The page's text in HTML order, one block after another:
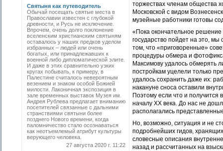
Святыня как путеводитель
Обычай посещать святые места в
Православии известен с глубокой
древности, и Русь не исключение.
Впрочем, очень долго поклонение
вселенским христианским святыням
оставалось у наших предков уделом
избранных – людей или очень
богатых, или принадлежавших к
военной либо дипломатической элите.
И даже в этих сравнительно узких
кругах побывать, к примеру, в
Палестине считалось невероятным
везением и знаком особой Божией
милости. Лаконичная экспозиция в
зале временных выставок Музея им.
Андрея Рублева предлагает вниманию
посетителей связанные с дальними
странствиями святыни более
позднего Нового времени, когда
паломничество стало осознаваться
как неотъемлемый атрибут культуры
верующего человека.
27 августа 2020 г. 11:22
торжествах членам общества
Московской с видом
музейные работники готовы
«Пока окончательное решение
государство пойдет на это,
том, что «приговоренные»
процедуры обмера и
Максимову удалось обмерять
постройкам уцелели только
удалось сохранить даже их:
накануне сноса оставили
Поэтому если что и получится
началу ХХ века. До нас не
располагались
Но, возможно, ситуация и не
подробнейших гидов,
словесные описания
назад и рассчитанных на